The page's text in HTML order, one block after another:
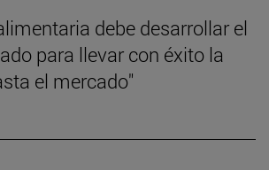
debe desarrollar el
para llevar con éxito la
el mercado"